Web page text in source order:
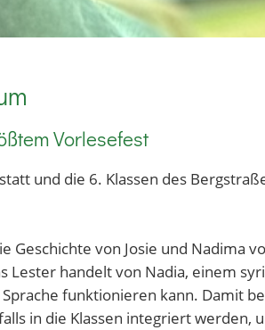
Vorlesefest
und die 6. Klassen des
Geschichte von Josie und Nadima
Lester handelt von Nadia, einem
funktionieren kann. Damit
in die Klassen integriert werden,